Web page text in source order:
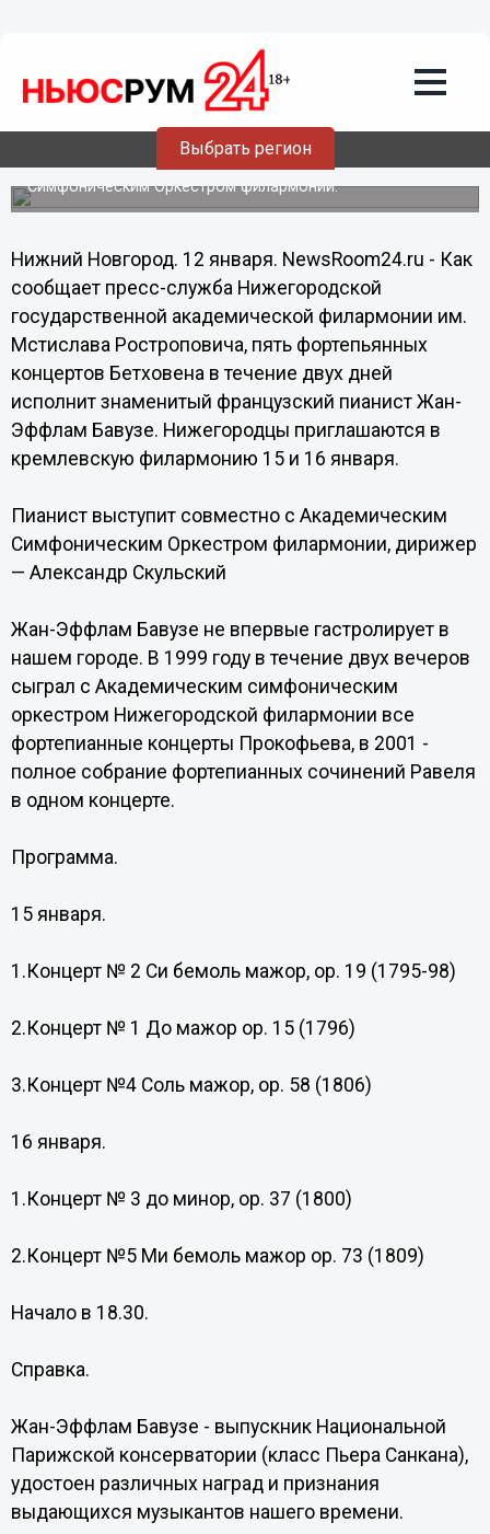
Выбрать регион
Пять фортепьянных концертов
Бетховена исполнит знаменитый
французский пианист в нижегородской
филармонии
Пианист выступит совместно с Академическим
Симфоническим Оркестром филармонии.
Нижний Новгород. 12 января. NewsRoom24.ru - Как
сообщает пресс-служба Нижегородской
государственной академической филармонии им.
Мстислава Ростроповича, пять фортепьянных
концертов Бетховена в течение двух дней
исполнит знаменитый французский пианист Жан-
Эффлам Бавузе. Нижегородцы приглашаются в
кремлевскую филармонию 15 и 16 января.
Пианист выступит совместно с Академическим
Симфоническим Оркестром филармонии, дирижер
— Александр Скульский
Жан-Эффлам Бавузе не впервые гастролирует в
нашем городе. В 1999 году в течение двух вечеров
сыграл с Академическим симфоническим
оркестром Нижегородской филармонии все
фортепианные концерты Прокофьева, в 2001 -
полное собрание фортепианных сочинений Равеля
в одном концерте.
Программа.
15 января.
1.Концерт № 2 Си бемоль мажор, ор. 19 (1795-98)
2.Концерт № 1 До мажор ор. 15 (1796)
3.Концерт №4 Соль мажор, ор. 58 (1806)
16 января.
1.Концерт № 3 до минор, ор. 37 (1800)
2.Концерт №5 Ми бемоль мажор ор. 73 (1809)
Начало в 18.30.
Справка.
Жан-Эффлам Бавузе - выпускник Национальной
Парижской консерватории (класс Пьера Санкана),
удостоен различных наград и признания
выдающихся музыкантов нашего времени.